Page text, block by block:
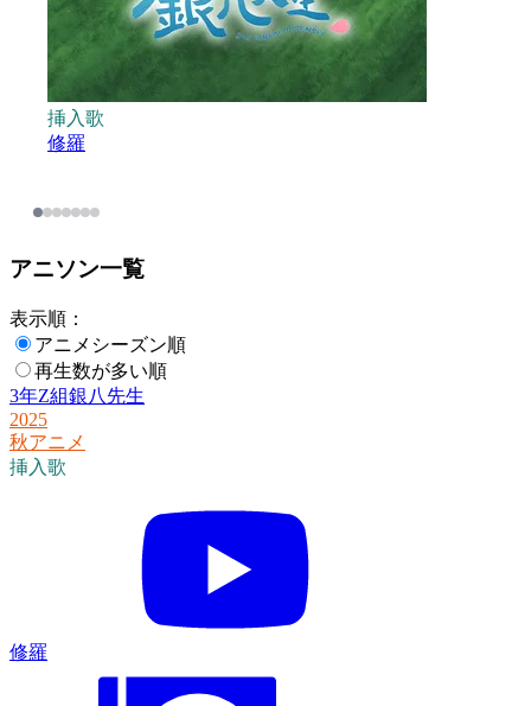
挿入歌
修羅
アニソン一覧
表示順：
アニメシーズン順
再生数が多い順
3年Z組銀八先生
2025
秋アニメ
挿入歌
修羅